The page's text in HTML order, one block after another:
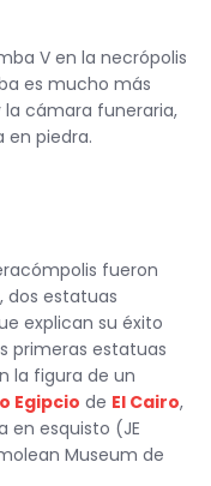
V en la necrópolis
es mucho más
la cámara funeraria,
en piedra.
fueron
dos estatuas
explican su éxito
primeras estatuas
la figura de un
Egipcio de El Cairo,
en esquisto (JE
Museum de